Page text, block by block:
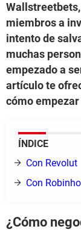
miembros a
intento de
muchas
empezado a
artículo te
cómo
ÍNDICE
Con Revolut
Con
¿Cómo